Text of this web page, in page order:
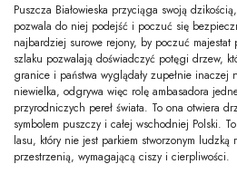
Puszcza Białowieska przyciąga swoją
pozwala do niej podejść i poczuć się
najbardziej surowe rejony, by poczuć majestat
szlaku pozwalają doświadczyć potęgi drzew,
granice i państwa wyglądały zupełnie
niewielka, odgrywa więc rolę ambasadora
przyrodniczych pereł świata. To ona otwiera
symbolem puszczy i całej wschodniej Polski.
lasu, który nie jest parkiem stworzonym ludzką
przestrzenią, wymagającą ciszy i cierpliwości.